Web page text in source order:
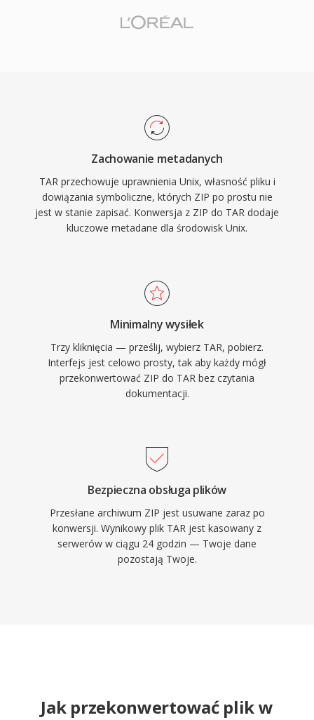
Zachowanie metadanych
TAR przechowuje uprawnienia Unix, własność pliku i
dowiązania symboliczne, których ZIP po prostu nie
jest w stanie zapisać. Konwersja z ZIP do TAR dodaje
kluczowe metadane dla środowisk Unix.
Minimalny wysiłek
Trzy kliknięcia — prześlij, wybierz TAR, pobierz.
Interfejs jest celowo prosty, tak aby każdy mógł
przekonwertować ZIP do TAR bez czytania
dokumentacji.
Bezpieczna obsługa plików
Przesłane archiwum ZIP jest usuwane zaraz po
konwersji. Wynikowy plik TAR jest kasowany z
serwerów w ciągu 24 godzin — Twoje dane
pozostają Twoje.
Jak przekonwertować plik w